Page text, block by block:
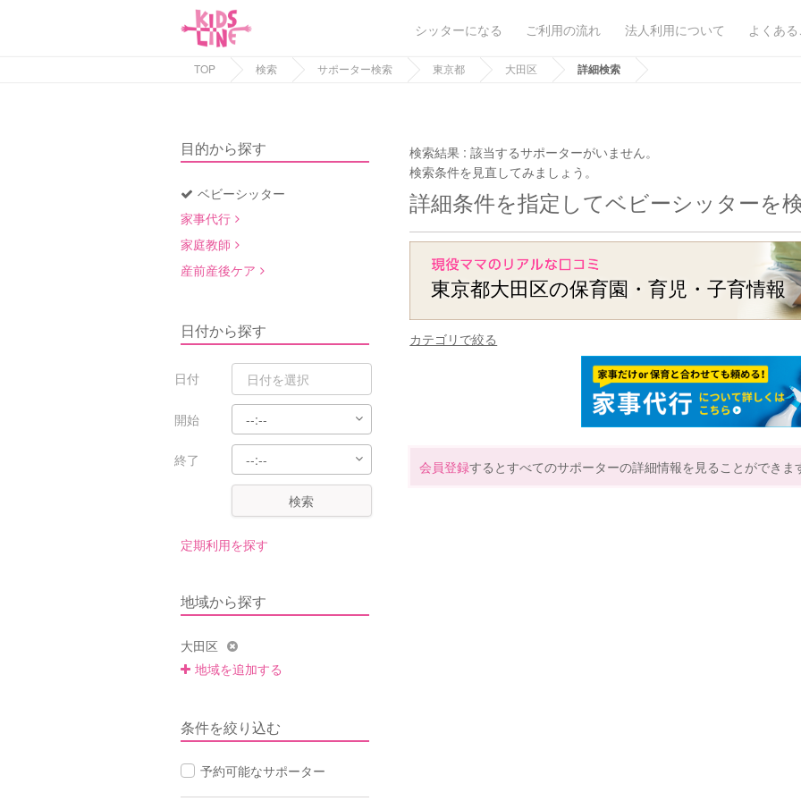
シッターになる ご利用の流れ 法人利用について よくあ
TOP 検索 サポーター検索 東京都 大田区 詳細検索
目的から探す
ベビーシッター
家事代行
家庭教師
産前産後ケア
日付から探す
日付
開始
終了
検索
定期利用を探す
地域から探す
大田区
地域を追加する
条件を絞り込む
予約可能なサポーター
検索結果 :該当するサポーターがいません。
検索条件を見直してみましょう。
詳細条件を指定してベビーシッターを
東京都大田区の保育園・育児・子育情報
カテゴリで絞る
会員登録するとすべてのサポーターの詳細情報を見ることができま